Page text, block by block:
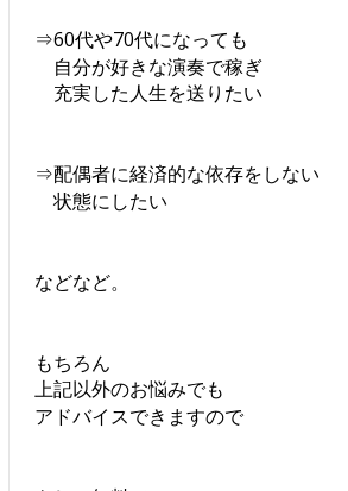
⇒60代や70代になっても
自分が好きな演奏で稼ぎ
充実した人生を送りたい
⇒配偶者に経済的な依存をしない
状態にしたい
などなど。
もちろん
上記以外のお悩みでも
アドバイスできますので